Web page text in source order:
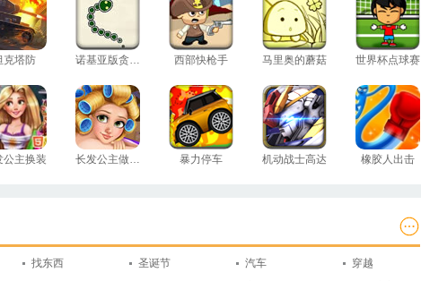
克塔防 诺基亚版贪吃蛇 西部快枪手 马里奥的蘑菇 世界杯点球赛
公主换装 长发公主做护理 暴力停车 机动战士高达 橡胶人出击
找东西 圣诞节 汽车
穿越